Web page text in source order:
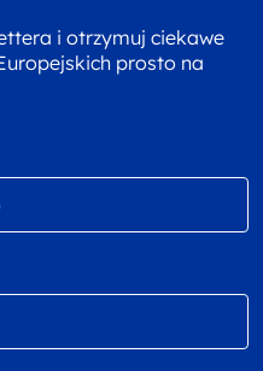
i otrzymuj ciekawe
prosto na